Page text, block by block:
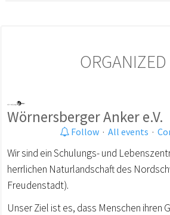
ORGANIZED
Wörnersberger Anker e.V.
Follow · All events ·
Wir sind ein Schulungs- und
herrlichen Naturlandschaft des
Freudenstadt).
Unser Ziel ist es, dass Menschen ihren